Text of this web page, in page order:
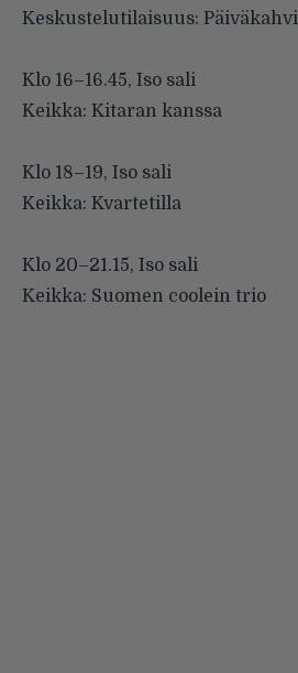
Keskustelutilaisuus:
Klo 16–16.45, Iso sali
Keikka: Kitaran kanssa
Klo 18–19, Iso sali
Keikka: Kvartetilla
Klo 20–21.15, Iso sali
Keikka: Suomen coolein trio